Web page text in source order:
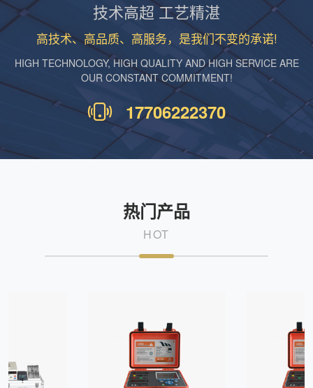
技术高超 工艺精湛
高技术、高品质、高服务，是我们不变的承诺!
HIGH TECHNOLOGY, HIGH QUALITY AND HIGH SERVICE ARE
OUR CONSTANT COMMITMENT!
17706222370
热门产品
HOT